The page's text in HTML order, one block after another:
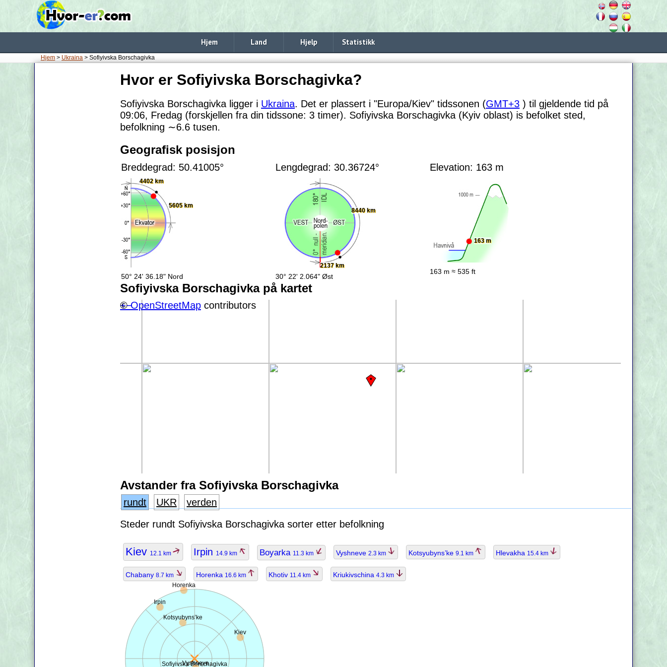
Hjem Land Hjelp Statistikk
Hjem > Ukraina > Sofiyivska Borschagivka
Hvor er Sofiyivska Borschagivka?
Sofiyivska Borschagivka ligger i Ukraina. Det er plassert i "Europa/Kiev" tidssonen (GMT+3 ) til gjeldende tid på
09:06, Fredag (forskjellen fra din tidssone: 3 timer). Sofiyivska Borschagivka (Kyiv oblast) is befolket sted,
befolkning ∼6.6 tusen.
Geografisk posisjon
Breddegrad: 50.41005°
4402 km
5605 km
50° 24' 36.18" Nord
Lengdegrad: 30.36724°
2137 km
8440 km
30° 22' 2.064" Øst
Elevation: 163 m
163 m
163 m ≈ 535 ft
Sofiyivska Borschagivka på kartet
+−
©OpenStreetMap contributors
Avstander fra Sofiyivska Borschagivka
rundt UKR
verden
Steder rundt Sofiyivska Borschagivka sorter etter befolkning
Kiev 12.1 km Irpin 14.9 km Boyarka 11.3 km Vyshneve 2.3 km Kotsyubyns’ke 9.1 km Hlevakha 15.4 km
Chabany 8.7 km Horenka 16.6 km Khotiv 11.4 km Kriukivschina 4.3 km
Sofiyivska Borschagivka
Kiev
Irpin
Vyshneve
Kotsyubyns’ke
Horenka